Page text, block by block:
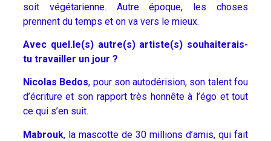
soit végétarienne. Autre époque, les choses
prennent du temps et on va vers le mieux.
Avec quel.le(s) autre(s) artiste(s) souhaiterais-
tu travailler un jour ?
Nicolas Bedos, pour son autodérision, son talent fou
d’écriture et son rapport très honnête à l’égo et tout
ce qui s’en suit.
Mabrouk, la mascotte de 30 millions d’amis, qui fait